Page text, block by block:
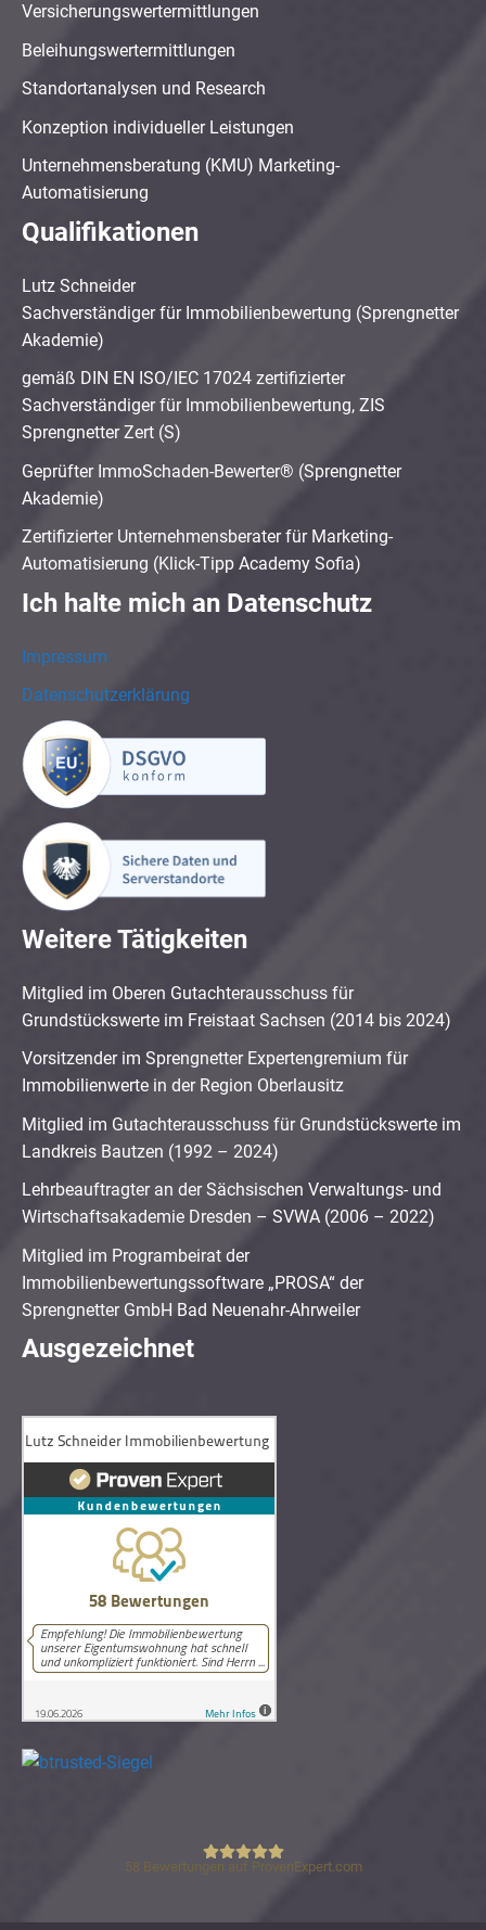
Versicherungswertermittlungen
Beleihungswertermittlungen
Standortanalysen und Research
Konzeption individueller Leistungen
Unternehmensberatung (KMU) Marketing-
Automatisierung
Qualifikationen
Lutz Schneider
Sachverständiger für Immobilienbewertung (Sprengnetter
Akademie)
gemäß DIN EN ISO/IEC 17024 zertifizierter
Sachverständiger für Immobilienbewertung, ZIS
Sprengnetter Zert (S)
Geprüfter ImmoSchaden-Bewerter® (Sprengnetter
Akademie)
Zertifizierter Unternehmensberater für Marketing-
Automatisierung (Klick-Tipp Academy Sofia)
Ich halte mich an Datenschutz
Impressum
Datenschutzerklärung
Weitere Tätigkeiten
Mitglied im Oberen Gutachterausschuss für
Grundstückswerte im Freistaat Sachsen (2014 bis 2024)
Vorsitzender im Sprengnetter Expertengremium für
Immobilienwerte in der Region Oberlausitz
Mitglied im Gutachterausschuss für Grundstückswerte im
Landkreis Bautzen (1992 – 2024)
Lehrbeauftragter an der Sächsischen Verwaltungs- und
Wirtschaftsakademie Dresden – SVWA (2006 – 2022)
Mitglied im Programbeirat der
Immobilienbewertungssoftware „PROSA“ der
Sprengnetter GmbH Bad Neuenahr-Ahrweiler
Ausgezeichnet
Lutz Schneider Immobilienbewertung
58 Bewertungen auf ProvenExpert.com